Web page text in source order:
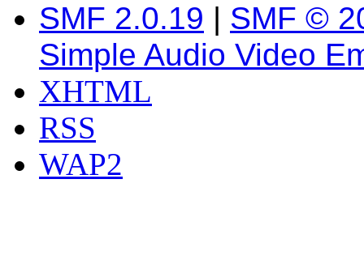
SMF 2.0.19 | SMF ©
Simple Audio Video
XHTML
RSS
WAP2